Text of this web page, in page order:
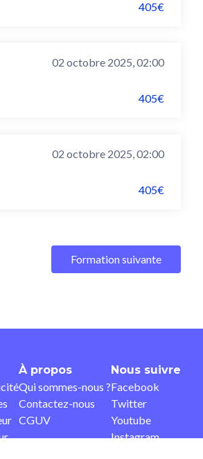
405€
02 octobre 2025, 02:00
405€
02 octobre 2025, 02:00
405€
Formation suivante
À propos
Qui sommes-nous ?
Contactez-nous
CGUV
Nous suivre
Facebook
Twitter
Youtube
Instagram